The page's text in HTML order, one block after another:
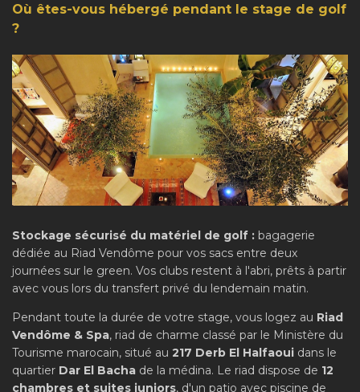
Où êtes-vous hébergé pendant le stage de golf
?
Stockage sécurisé du matériel de golf : bagagerie
dédiée au Riad Vendôme pour vos sacs entre deux
journées sur le green. Vos clubs restent à l'abri, prêts à partir
avec vous lors du transfert privé du lendemain matin.
Pendant toute la durée de votre stage, vous logez au Riad
Vendôme & Spa, riad de charme classé par le Ministère du
Tourisme marocain, situé au 217 Derb El Halfaoui dans le
quartier Dar El Bacha de la médina. Le riad dispose de 12
chambres et suites juniors, d'un patio avec piscine de